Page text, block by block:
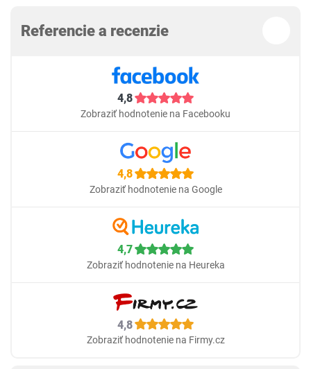
Referencie a recenzie
4,8
Zobraziť hodnotenie na Facebooku
4,8
Zobraziť hodnotenie na Google
4,7
Zobraziť hodnotenie na Heureka
4,8
Zobraziť hodnotenie na Firmy.cz